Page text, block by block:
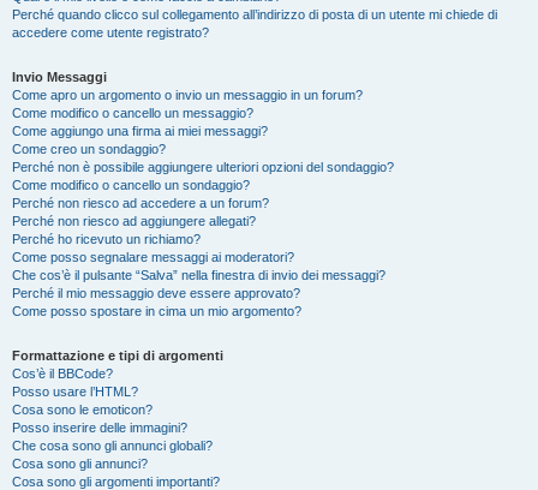
Perché quando clicco sul collegamento all’indirizzo di posta di un utente mi chiede di
accedere come utente registrato?
Invio Messaggi
Come apro un argomento o invio un messaggio in un forum?
Come modifico o cancello un messaggio?
Come aggiungo una firma ai miei messaggi?
Come creo un sondaggio?
Perché non è possibile aggiungere ulteriori opzioni del sondaggio?
Come modifico o cancello un sondaggio?
Perché non riesco ad accedere a un forum?
Perché non riesco ad aggiungere allegati?
Perché ho ricevuto un richiamo?
Come posso segnalare messaggi ai moderatori?
Che cos’è il pulsante “Salva” nella finestra di invio dei messaggi?
Perché il mio messaggio deve essere approvato?
Come posso spostare in cima un mio argomento?
Formattazione e tipi di argomenti
Cos’è il BBCode?
Posso usare l’HTML?
Cosa sono le emoticon?
Posso inserire delle immagini?
Che cosa sono gli annunci globali?
Cosa sono gli annunci?
Cosa sono gli argomenti importanti?